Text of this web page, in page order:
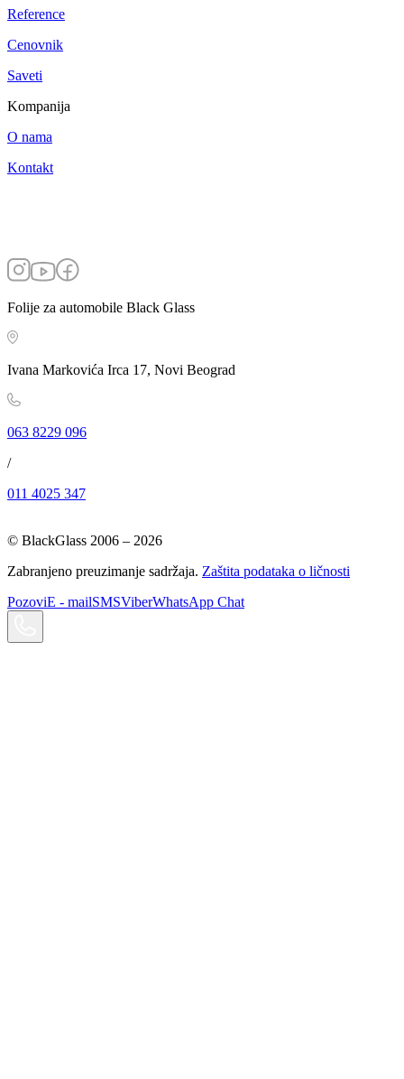
Reference
Cenovnik
Saveti
Kompanija
O nama
Kontakt
Folije za automobile Black Glass
Ivana Markovića Irca 17, Novi Beograd
063 8229 096
/
011 4025 347
© BlackGlass 2006 – 2026
Zabranjeno preuzimanje sadržaja. Zaštita podataka o ličnosti
PozoviE - mailSMSViberWhatsApp Chat